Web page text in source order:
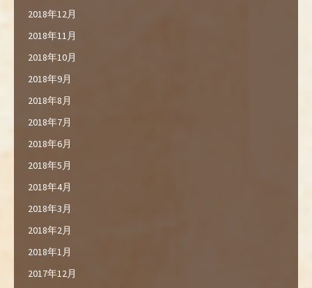
2018年12月
2018年11月
2018年10月
2018年9月
2018年8月
2018年7月
2018年6月
2018年5月
2018年4月
2018年3月
2018年2月
2018年1月
2017年12月